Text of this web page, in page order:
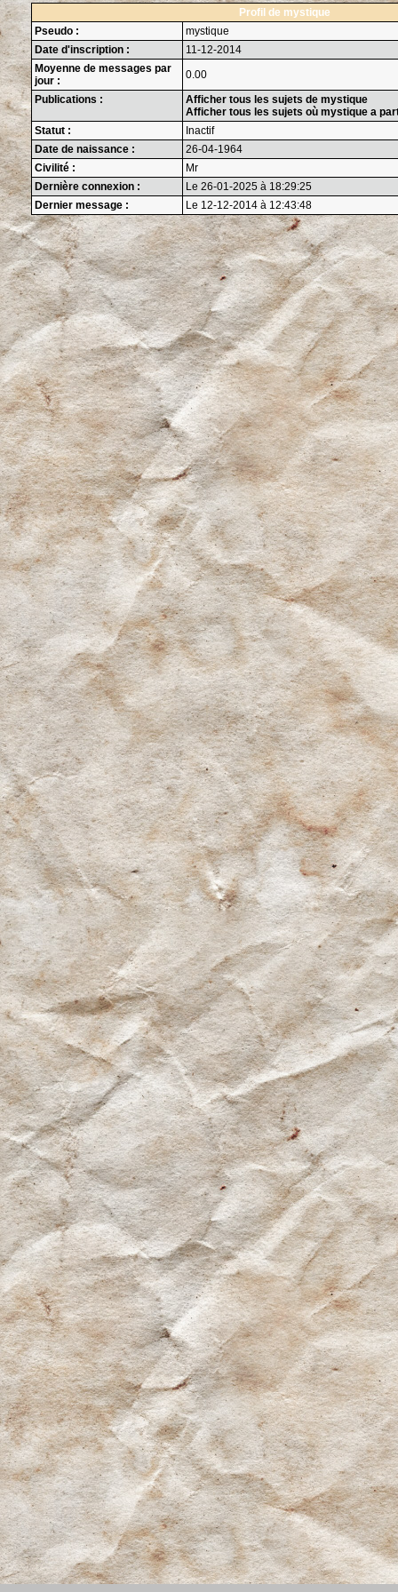
Profil de mystique
Pseudo :
mystique
Date d'inscription :
11-12-2014
Moyenne de messages par
jour :
0.00
Publications :
Afficher tous les sujets de mystique
Afficher tous les sujets où mystique a
Statut :
Inactif
Date de naissance :
26-04-1964
Civilité :
Mr
Dernière connexion :
Le 26-01-2025 à 18:29:25
Dernier message :
Le 12-12-2014 à 12:43:48